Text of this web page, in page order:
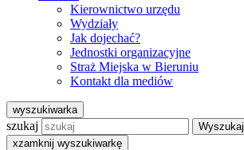
Kierownictwo urzędu
Wydziały
Jak dojechać?
Jednostki organizacyjne
Straż Miejska w Bieruniu
Kontakt dla mediów
wyszukiwarka
szukaj
Wyszukaj
xzamknij wyszukiwarkę